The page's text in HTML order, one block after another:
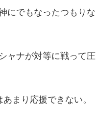
にでもなったつもりな
ャナが対等に戦って圧
まり応援できない。